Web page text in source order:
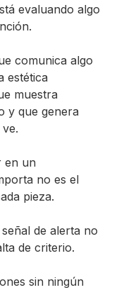
evaluando algo
comunica algo
estética
muestra
y que genera
en un
no es el
pieza.
de alerta no
de criterio.
sin ningún